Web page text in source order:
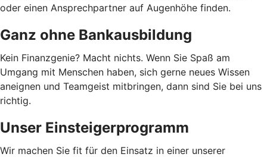
oder einen Ansprechpartner auf Augenhöhe finden.
Ganz ohne Bankausbildung
Kein Finanzgenie? Macht nichts. Wenn Sie Spaß am
Umgang mit Menschen haben, sich gerne neues Wissen
aneignen und Teamgeist mitbringen, dann sind Sie bei uns
richtig.
Unser Einsteigerprogramm
Wir machen Sie fit für den Einsatz in einer unserer